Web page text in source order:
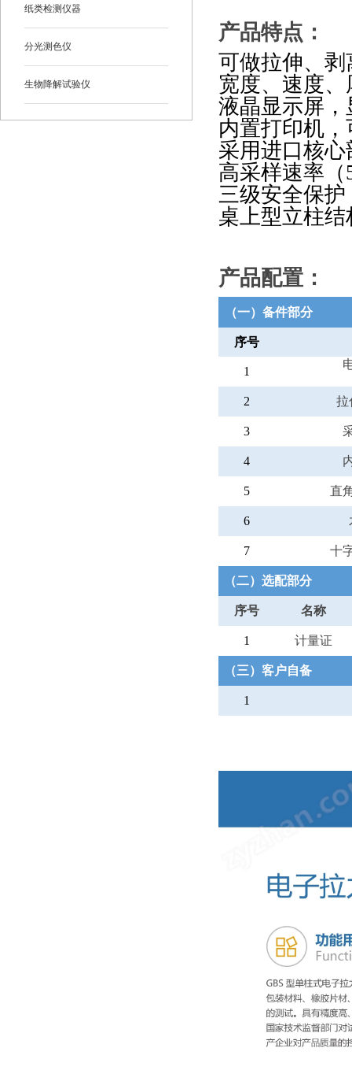
纸类检测仪器
分光测色仪
生物降解试验仪
产品特点 ：
可做拉伸、
宽度、速度
液晶显示屏
内置打印机
采用进口核
高采样速率（
三级安全保
桌上型立柱
产品配置：
（一）备件部分
序号
1
2 拉
3
4
5 直
6
7 十
（二）选配部分
序号 名称
1 计量证
（三）客户自备
1